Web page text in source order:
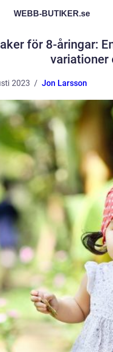
WEBB-BUTIKER.se
för 8-åringar:
variationer
2023 Jon Larsson